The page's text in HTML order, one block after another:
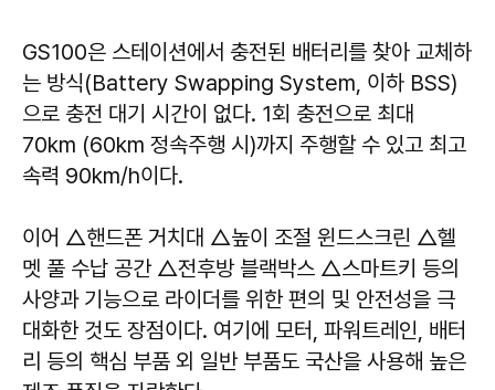
GS100은 스테이션에서 충전된 배터리를 찾아 교체하
는 방식(Battery Swapping System, 이하 BSS)
으로 충전 대기 시간이 없다. 1회 충전으로 최대
70km (60km 정속주행 시)까지 주행할 수 있고 최고
속력 90km/h이다.
이어 △핸드폰 거치대 △높이 조절 윈드스크린 △헬
멧 풀 수납 공간 △전후방 블랙박스 △스마트키 등의
사양과 기능으로 라이더를 위한 편의 및 안전성을 극
대화한 것도 장점이다. 여기에 모터, 파워트레인, 배터
리 등의 핵심 부품 외 일반 부품도 국산을 사용해 높은